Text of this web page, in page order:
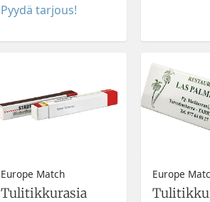
Pyydä tarjous!
Europe Match
Tulitikkurasia
Europe